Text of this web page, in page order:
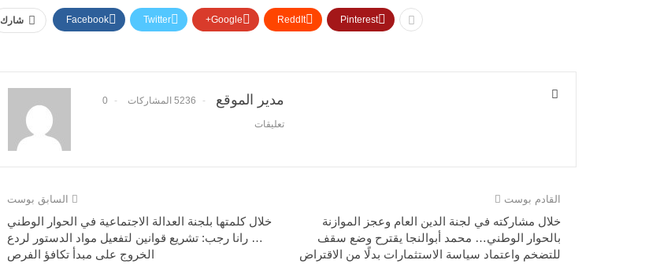
شارك Facebook Twitter Google+ ReddIt Pinterest
مدير الموقع 5236 المشاركات 0
تعليقات
السابق بوست
خلال كلمتها بلجنة العدالة الاجتماعية في الحوار الوطني
… رانا رجب: تشريع قوانين لتفعيل مواد الدستور لردع
الخروج على مبدأ تكافؤ الفرص
القادم بوست
خلال مشاركته في لجنة الدين العام وعجز الموازنة
بالحوار الوطني… محمد أبوالنجا يقترح وضع سقف
للتضخم واعتماد سياسة الاستثمارات بدلًا من الاقتراض